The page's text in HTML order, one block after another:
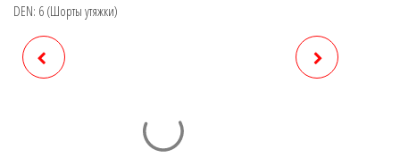
DEN: 6 (Шорты утяжки)